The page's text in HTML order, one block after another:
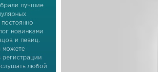
лучшие
новинками
и певиц.
можете
регистрации
любой